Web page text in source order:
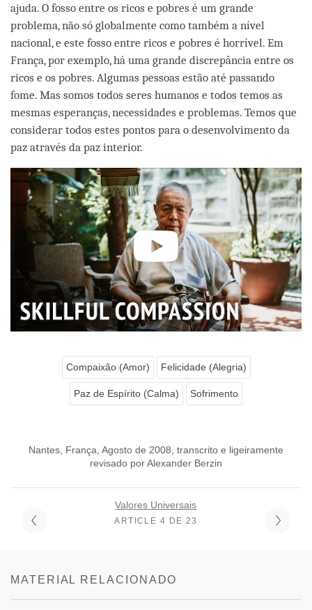
ajuda. O fosso entre os ricos e pobres é um grande
problema, não só globalmente como também a nível
nacional, e este fosso entre ricos e pobres é horrível. Em
França, por exemplo, há uma grande discrepância entre os
ricos e os pobres. Algumas pessoas estão até passando
fome. Mas somos todos seres humanos e todos temos as
mesmas esperanças, necessidades e problemas. Temos que
considerar todos estes pontos para o desenvolvimento da
paz através da paz interior.
Compaixão (Amor) Felicidade (Alegria)
Paz de Espírito (Calma) Sofrimento
Nantes, França, Agosto de 2008, transcrito e ligeiramente
revisado por Alexander Berzin
Valores Universais
ARTICLE 4 DE 23
MATERIAL RELACIONADO